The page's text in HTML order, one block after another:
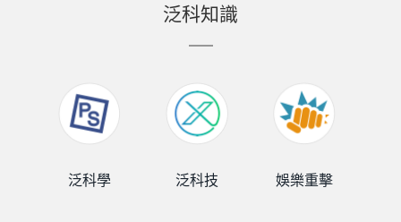
泛科知識
泛科學 泛科技 娛樂重擊